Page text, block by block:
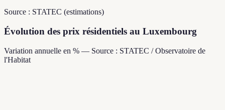
Source : STATEC (estimations)
Évolution des prix résidentiels au Luxembourg
Variation annuelle en % — Source : STATEC / Observatoire de
l'Habitat